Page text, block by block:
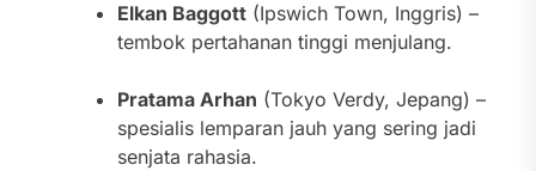
Elkan Baggott(Ipswich Town, Inggris) –
tembok pertahanan tinggi menjulang.
Pratama Arhan (Tokyo Verdy, Jepang) –
spesialis lemparan jauh yang sering jadi
senjata rahasia.